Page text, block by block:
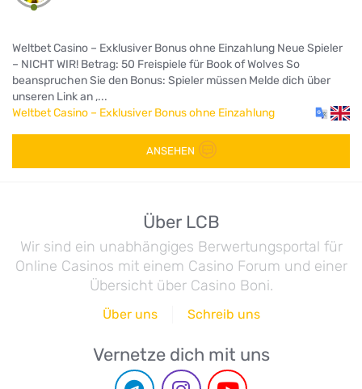
Weltbet Casino – Exklusiver Bonus ohne Einzahlung Neue Spieler
– NICHT WIR! Betrag: 50 Freispiele für Book of Wolves So
beanspruchen Sie den Bonus: Spieler müssen Melde dich über
unseren Link an ,...
Weltbet Casino – Exklusiver Bonus ohne Einzahlung
ANSEHEN
Über LCB
Wir sind ein unabhängiges Berwertungsportal für
Online Casinos mit einem Casino Forum und einer
Übersicht über Casino Boni.
Über uns Schreib uns
Vernetze dich mit uns